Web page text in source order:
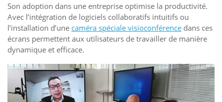
Son adoption dans une entreprise optimise la productivité.
Avec l’intégration de logiciels collaboratifs intuitifs ou
l’installation d’une caméra spéciale visioconférence dans ces
écrans permettent aux utilisateurs de travailler de manière
dynamique et efficace.